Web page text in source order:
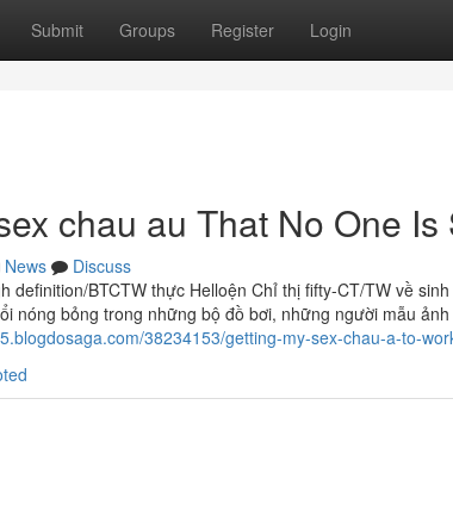
Submit Groups Register Login
chau au That No One Is
News
Discuss
definition/BTCTW thực Helloện Chỉ thị fifty-CT/TW về
nóng bỏng trong những bộ đồ bơi, những người mẫu
38234153/getting-my-sex-chau-a-to-